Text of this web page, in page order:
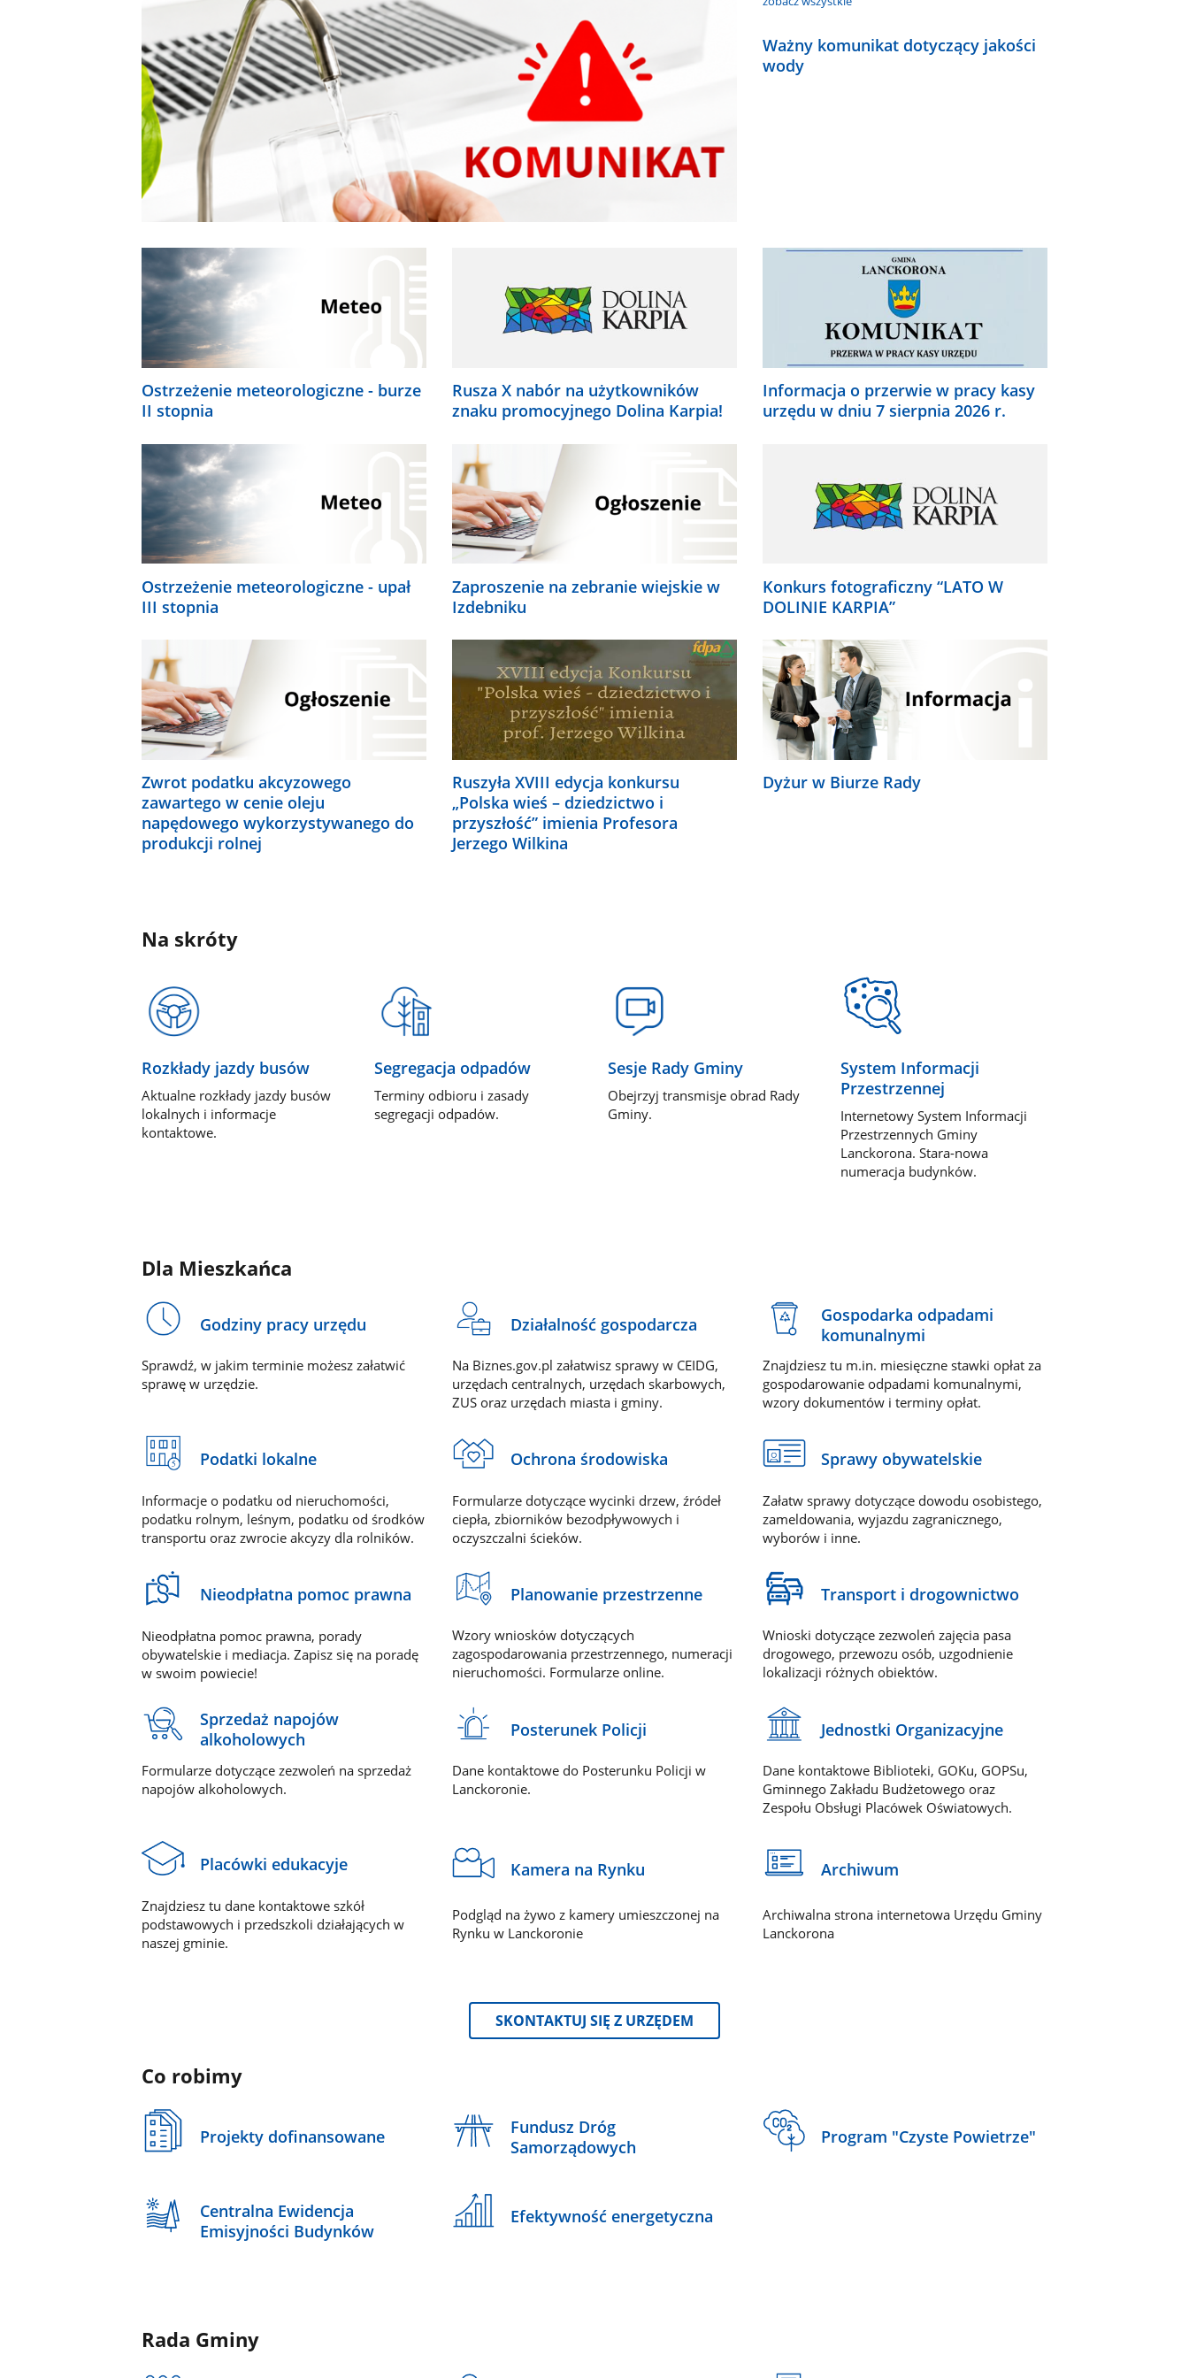
Ważny komunikat dotyczący jakości
wody
Ostrzeżenie meteorologiczne - burze
II stopnia
Rusza X nabór na użytkowników
znaku promocyjnego Dolina Karpia!
Informacja o przerwie w pracy kasy
urzędu w dniu 7 sierpnia 2026 r.
Ostrzeżenie meteorologiczne - upał
III stopnia
Zaproszenie na zebranie wiejskie w
Izdebniku
Konkurs fotograficzny “LATO W
DOLINIE KARPIA”
Zwrot podatku akcyzowego
zawartego w cenie oleju
napędowego wykorzystywanego do
produkcji rolnej
Ruszyła XVIII edycja konkursu
„Polska wieś – dziedzictwo i
przyszłość” imienia Profesora
Jerzego Wilkina
Dyżur w Biurze Rady
Na skróty
Rozkłady jazdy busów
Aktualne rozkłady jazdy busów
lokalnych i informacje
kontaktowe.
Segregacja odpadów
Terminy odbioru i zasady
segregacji odpadów.
Sesje Rady Gminy
Obejrzyj transmisje obrad Rady
Gminy.
System Informacji
Przestrzennej
Internetowy System Informacji
Przestrzennych Gminy
Lanckorona. Stara-nowa
numeracja budynków.
Dla Mieszkańca
Godziny pracy urzędu
Sprawdź, w jakim terminie możesz załatwić
sprawę w urzędzie.
Działalność gospodarcza
Na Biznes.gov.pl załatwisz sprawy w CEIDG,
urzędach centralnych, urzędach skarbowych,
ZUS oraz urzędach miasta i gminy.
Gospodarka odpadami
komunalnymi
Znajdziesz tu m.in. miesięczne stawki opłat za
gospodarowanie odpadami komunalnymi,
wzory dokumentów i terminy opłat.
Podatki lokalne
Informacje o podatku od nieruchomości,
podatku rolnym, leśnym, podatku od środków
transportu oraz zwrocie akcyzy dla rolników.
Ochrona środowiska
Formularze dotyczące wycinki drzew, źródeł
ciepła, zbiorników bezodpływowych i
oczyszczalni ścieków.
Sprawy obywatelskie
Załatw sprawy dotyczące dowodu osobistego,
zameldowania, wyjazdu zagranicznego,
wyborów i inne.
Nieodpłatna pomoc prawna
Nieodpłatna pomoc prawna, porady
obywatelskie i mediacja. Zapisz się na poradę
w swoim powiecie!
Planowanie przestrzenne
Wzory wniosków dotyczących
zagospodarowania przestrzennego, numeracji
nieruchomości. Formularze online.
Transport i drogownictwo
Wnioski dotyczące zezwoleń zajęcia pasa
drogowego, przewozu osób, uzgodnienie
lokalizacji różnych obiektów.
Sprzedaż napojów
alkoholowych
Formularze dotyczące zezwoleń na sprzedaż
napojów alkoholowych.
Posterunek Policji
Dane kontaktowe do Posterunku Policji w
Lanckoronie.
Jednostki Organizacyjne
Dane kontaktowe Biblioteki, GOKu, GOPSu,
Gminnego Zakładu Budżetowego oraz
Zespołu Obsługi Placówek Oświatowych.
Placówki edukacyje
Znajdziesz tu dane kontaktowe szkół
podstawowych i przedszkoli działających w
naszej gminie.
Kamera na Rynku
Podgląd na żywo z kamery umieszczonej na
Rynku w Lanckoronie
Archiwum
Archiwalna strona internetowa Urzędu Gminy
Lanckorona
SKONTAKTUJ SIĘ Z URZĘDEM
Co robimy
Projekty dofinansowane
Fundusz Dróg
Samorządowych
Program "Czyste Powietrze"
Centralna Ewidencja
Emisyjności Budynków
Efektywność energetyczna
Rada Gminy